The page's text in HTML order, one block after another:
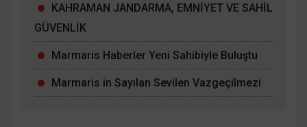
KAHRAMAN JANDARMA, EMNİYET VE SAHİL
GÜVENLİK
Marmaris Haberler Yeni Sahibiyle Buluştu
Marmaris in Sayılan Sevilen Vazgeçilmezi